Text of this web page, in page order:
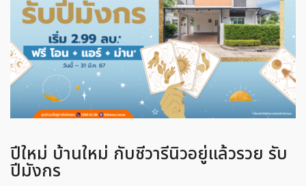
ปีใหม่ บ้านใหม่ กับชีวารีนิวอยู่แล้วรวย รับ
ปีมังกร